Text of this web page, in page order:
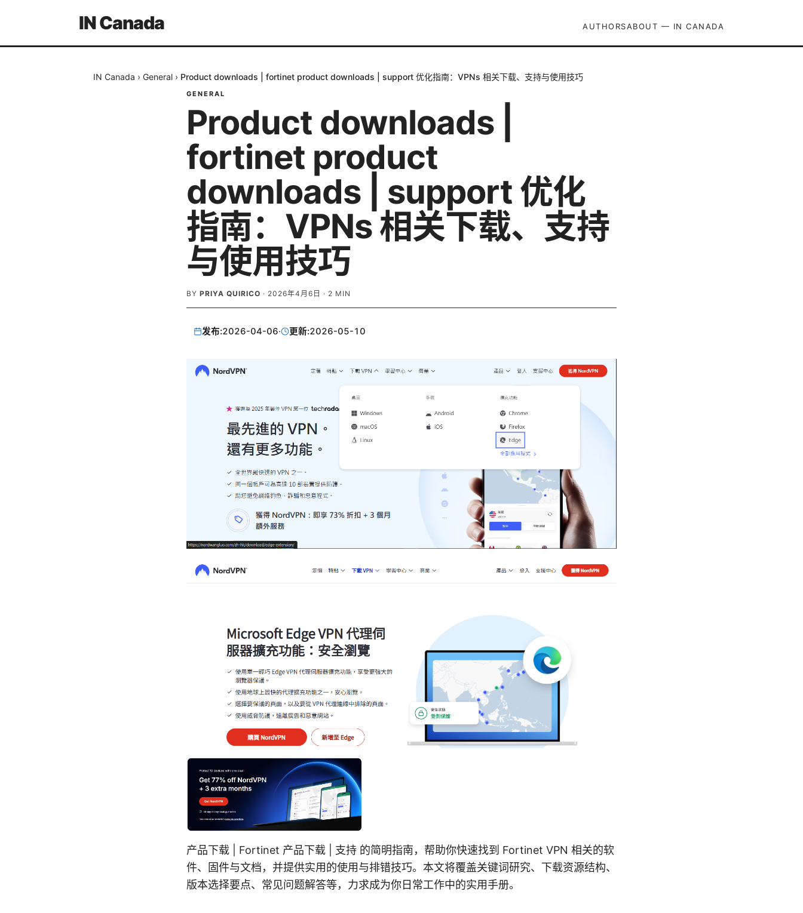
IN Canada AUTHORSABOUT — IN CANADA
IN Canada › General › Product downloads | fortinet product downloads | support 优化指南：VPNs 相关下载、支持与使用技巧
GENERAL
Product downloads |
fortinet product
downloads | support 优化
指南：VPNs 相关下载、支持
与使用技巧
BY PRIYA QUIRICO · 2026年4月6日 · 2 MIN
发布:2026-04-06· 更新:2026-05-10
产品下载 | Fortinet 产品下载 | 支持 的简明指南，帮助你快速找到 Fortinet VPN 相关的软
件、固件与文档，并提供实用的使用与排错技巧。本文将覆盖关键词研究、下载资源结构、
版本选择要点、常见问题解答等，力求成为你日常工作中的实用手册。